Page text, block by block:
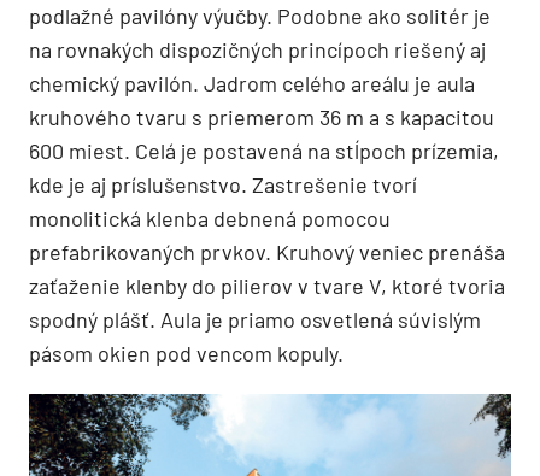
podlažné pavilóny výučby. Podobne ako solitér je
na rovnakých dispozičných princípoch riešený aj
chemický pavilón. Jadrom celého areálu je aula
kruhového tvaru s priemerom 36 m a s kapacitou
600 miest. Celá je postavená na stĺpoch prízemia,
kde je aj príslušenstvo. Zastrešenie tvorí
monolitická klenba debnená pomocou
prefabrikovaných prvkov. Kruhový veniec prenáša
zaťaženie klenby do pilierov v tvare V, ktoré tvoria
spodný plášť. Aula je priamo osvetlená súvislým
pásom okien pod vencom kopuly.